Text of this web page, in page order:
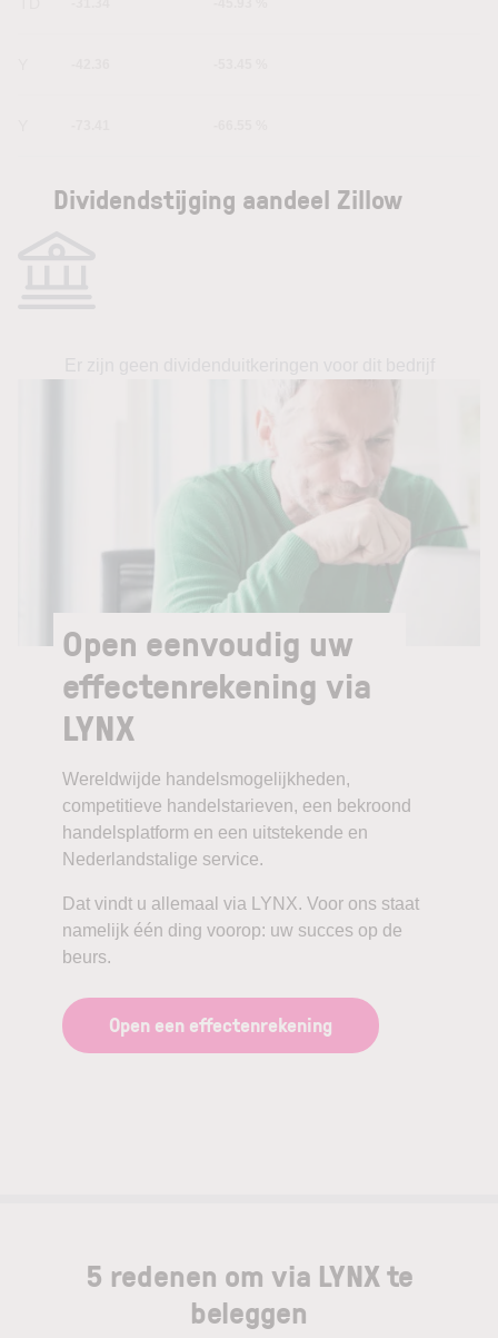
Dividendstijging aandeel Zillow
Open eenvoudig uw
effectenrekening via
LYNX
Wereldwijde handelsmogelijkheden,
competitieve handelstarieven, een bekroond
handelsplatform en een uitstekende en
Nederlandstalige service.
Dat vindt u allemaal via LYNX. Voor ons staat
namelijk één ding voorop: uw succes op de
beurs.
Open een effectenrekening
5 redenen om via LYNX te
beleggen